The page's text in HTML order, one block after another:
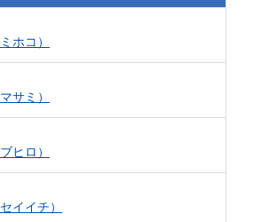
ホコ）
サミ）
ヒロ）
イイチ）